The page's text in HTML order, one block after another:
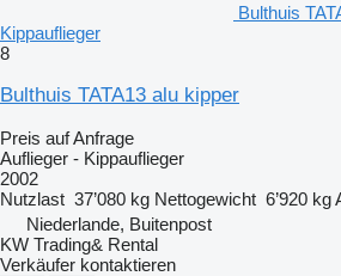
Bulthuis
Kippauflieger
8
Bulthuis TATA13 alu kipper
Preis auf Anfrage
Auflieger - Kippauflieger
2002
Nutzlast 37’080 kg Nettogewicht 6’920 kg
Niederlande, Buitenpost
KW Trading& Rental
Verkäufer kontaktieren